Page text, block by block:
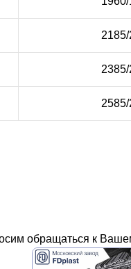
обращаться к